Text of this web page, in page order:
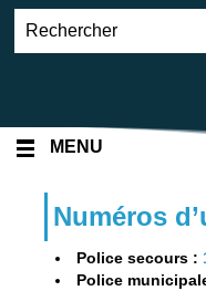
MENU
Numéros
Police secours :
Police